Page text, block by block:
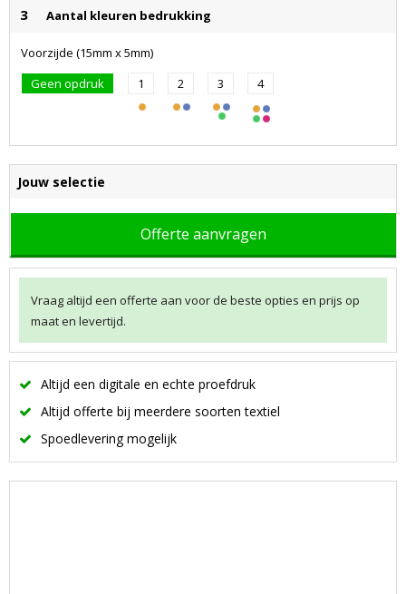
3 Aantal kleuren bedrukking
Voorzijde (15mm x 5mm)
Geen opdruk
1 2 3 4
Jouw selectie
Offerte aanvragen
Vraag altijd een offerte aan voor de beste opties en prijs op
maat en levertijd.
Altijd een digitale en echte proefdruk
Altijd offerte bij meerdere soorten textiel
Spoedlevering mogelijk